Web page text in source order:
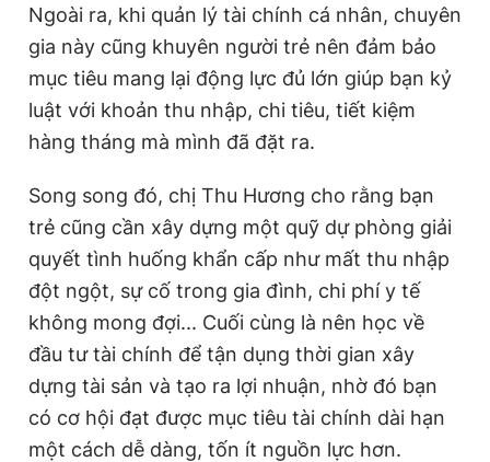
Ngoài ra, khi quản lý tài chính cá nhân, chuyên
gia này cũng khuyên người trẻ nên đảm bảo
mục tiêu mang lại động lực đủ lớn giúp bạn kỷ
luật với khoản thu nhập, chi tiêu, tiết kiệm
hàng tháng mà mình đã đặt ra.
Song song đó, chị Thu Hương cho rằng bạn
trẻ cũng cần xây dựng một quỹ dự phòng giải
quyết tình huống khẩn cấp như mất thu nhập
đột ngột, sự cố trong gia đình, chi phí y tế
không mong đợi... Cuối cùng là nên học về
đầu tư tài chính để tận dụng thời gian xây
dựng tài sản và tạo ra lợi nhuận, nhờ đó bạn
có cơ hội đạt được mục tiêu tài chính dài hạn
một cách dễ dàng, tốn ít nguồn lực hơn.